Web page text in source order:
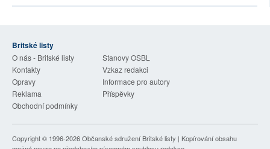
Britské listy
O nás - Britské listy
Stanovy OSBL
Kontakty
Vzkaz redakci
Opravy
Informace pro autory
Reklama
Příspěvky
Obchodní podmínky
Copyright © 1996-2026Občanské sdružení Britské listy | Kopírování obsahu